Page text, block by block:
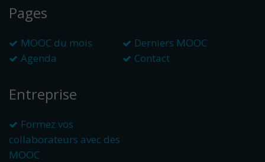
Pages
MOOC du mois
Derniers MOOC
Agenda
Contact
Entreprise
Formez vos
collaborateurs avec des
MOOC